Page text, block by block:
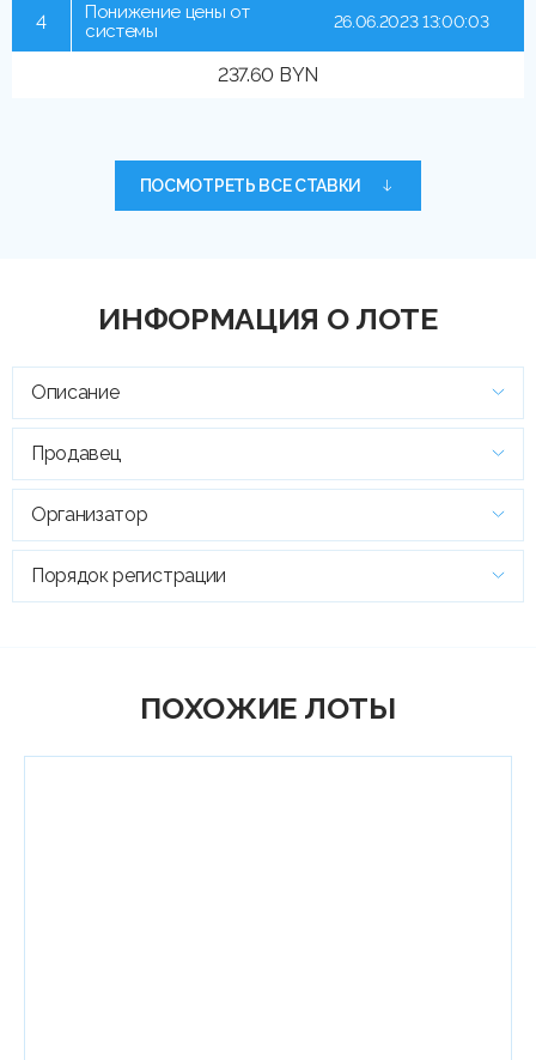
4
Понижение цены от
системы
237.60 BYN
26.06.2023 13:00:03
ПОСМОТРЕТЬ ВСЕ СТАВКИ
ИНФОРМАЦИЯ О ЛОТЕ
Описание
Продавец
Организатор
Порядок регистрации
ПОХОЖИЕ ЛОТЫ